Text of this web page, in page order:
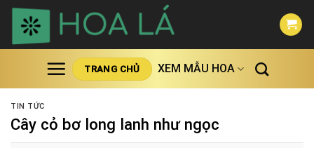
Skip
content
TRANG CHỦ XEM MẪU HOA
TIN TỨC
Cây cỏ bơ long lanh như ngọc